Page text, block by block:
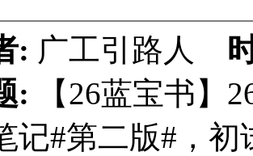
: 广工引路人
:
【26蓝宝书】
记#第二版#，